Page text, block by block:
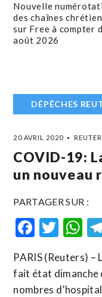
Nouvelle
des chaînes
sur Free à compter
août 2026
DÉPÊCHES
20 AVRIL 2020
COVID-19:
un nouveau
PARTAGER SUR :
PARIS (Reuters)
fait état dimanche
nombres